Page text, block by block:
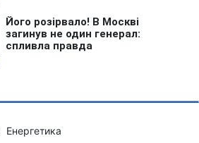
Енергетика